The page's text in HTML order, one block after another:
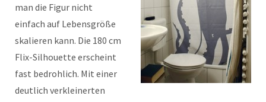
man die Figur nicht
einfach auf Lebensgröße
skalieren kann. Die 180 cm
Flix-Silhouette erscheint
fast bedrohlich. Mit einer
deutlich verkleinerten